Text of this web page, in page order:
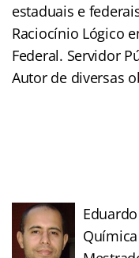
estaduais e
Raciocínio Lógico
Federal. Servidor
Autor de diversas